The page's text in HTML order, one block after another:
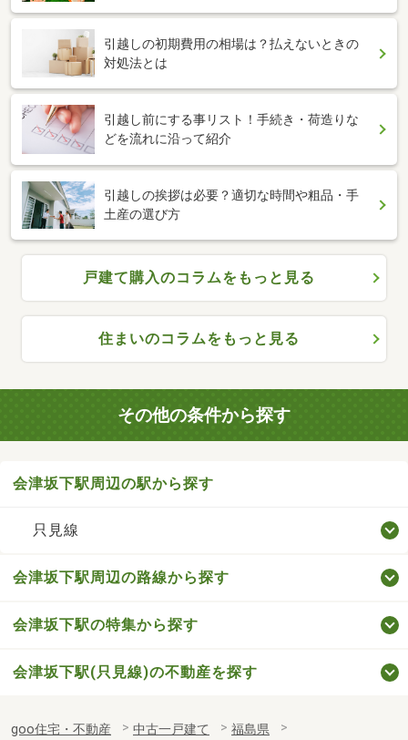
引越しの初期費用の相場は？払えないときの
対処法とは
引越し前にする事リスト！手続き・荷造りな
どを流れに沿って紹介
引越しの挨拶は必要？適切な時間や粗品・手
土産の選び方
戸建て購入のコラムをもっと見る
住まいのコラムをもっと見る
その他の条件から探す
会津坂下駅周辺の駅から探す
只見線
会津坂下駅周辺の路線から探す
会津坂下駅の特集から探す
会津坂下駅(只見線)の不動産を探す
goo住宅・不動産 中古一戸建て
福島県